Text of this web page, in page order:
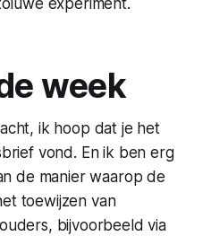
experiment.
week
ik hoop dat je het
vond. En ik ben erg
de manier waarop de
toewijzen van
bijvoorbeeld via